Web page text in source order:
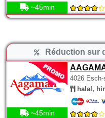
~45min
Réduction sur
4026
halal,
~45min